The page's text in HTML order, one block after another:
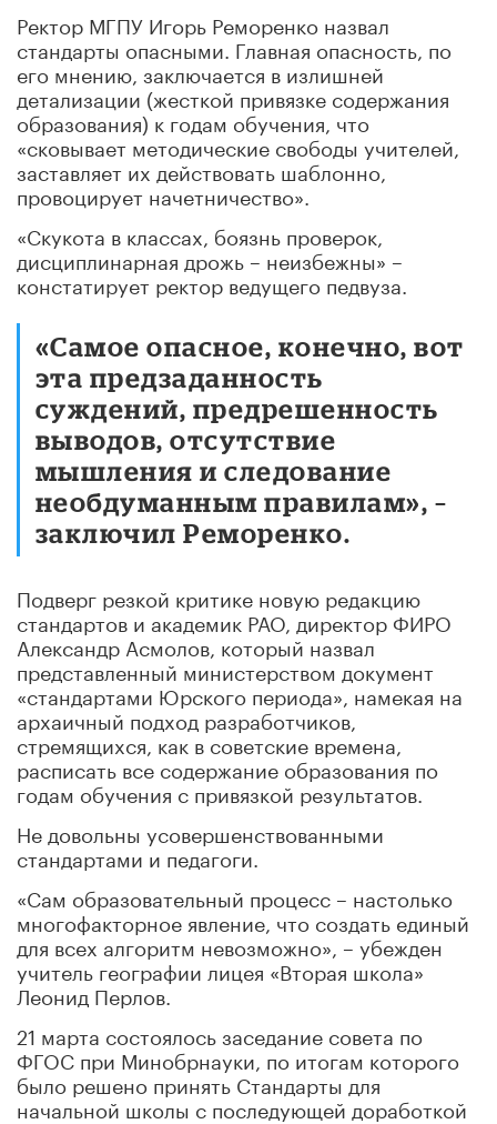
Ректор МГПУ Игорь Реморенко назвал
стандарты опасными. Главная опасность, по
его мнению, заключается в излишней
детализации (жесткой привязке содержания
образования) к годам обучения, что
«сковывает методические свободы учителей,
заставляет их действовать шаблонно,
провоцирует начетничество».
«Скукота в классах, боязнь проверок,
дисциплинарная дрожь – неизбежны» –
констатирует ректор ведущего педвуза.
«Самое опасное, конечно, вот
эта предзаданность
суждений, предрешенность
выводов, отсутствие
мышления и следование
необдуманным правилам», –
заключил Реморенко.
Подверг резкой критике новую редакцию
стандартов и академик РАО, директор ФИРО
Александр Асмолов, который назвал
представленный министерством документ
«стандартами Юрского периода», намекая на
архаичный подход разработчиков,
стремящихся, как в советские времена,
расписать все содержание образования по
годам обучения с привязкой результатов.
Не довольны усовершенствованными
стандартами и педагоги.
«Сам образовательный процесс – настолько
многофакторное явление, что создать единый
для всех алгоритм невозможно», – убежден
учитель географии лицея «Вторая школа»
Леонид Перлов.
21 марта состоялось заседание совета по
ФГОС при Минобрнауки, по итогам которого
было решено принять Стандарты для
начальной школы с последующей доработкой